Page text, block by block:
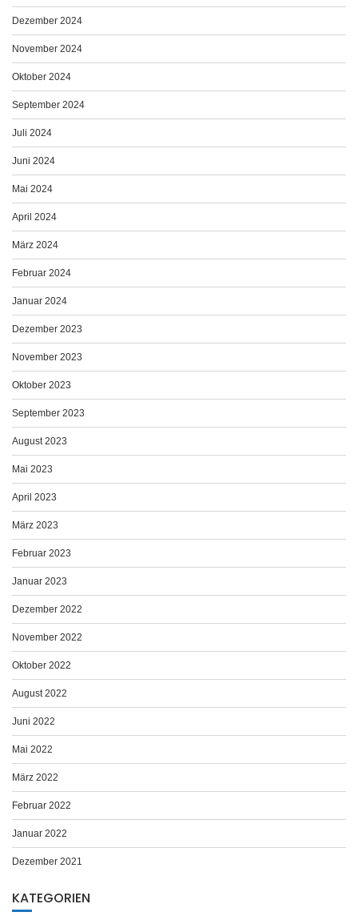
Dezember 2024
November 2024
Oktober 2024
September 2024
Juli 2024
Juni 2024
Mai 2024
April 2024
März 2024
Februar 2024
Januar 2024
Dezember 2023
November 2023
Oktober 2023
September 2023
August 2023
Mai 2023
April 2023
März 2023
Februar 2023
Januar 2023
Dezember 2022
November 2022
Oktober 2022
August 2022
Juni 2022
Mai 2022
März 2022
Februar 2022
Januar 2022
Dezember 2021
KATEGORIEN